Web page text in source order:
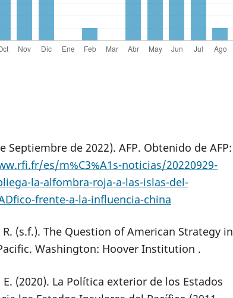
Septiembre de 2022). AFP. Obtenido de AFP:
es/m%C3%A1s-noticias/20220929-
la-alfombra-roja-a-las-islas-del-
frente-a-la-influencia-china
(s.f.). The Question of American Strategy in
Washington: Hoover Institution .
(2020). La Política exterior de los Estados